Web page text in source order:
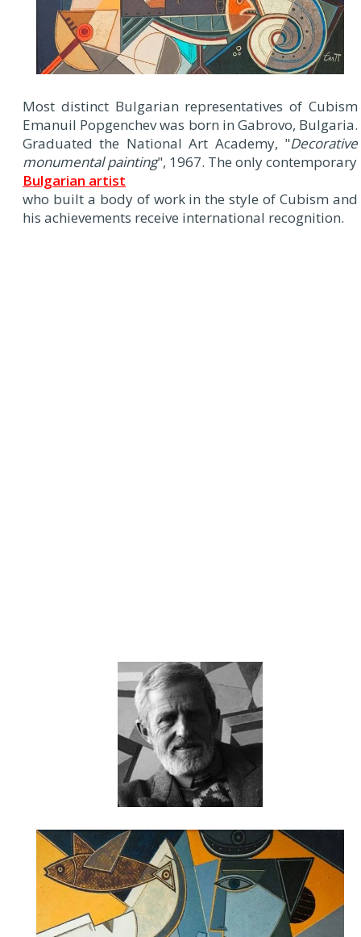
Most distinct Bulgarian representatives of Cubism
Emanuil Popgenchev was born in Gabrovo, Bulgaria.
Graduated the National Art Academy, "Decorative
monumental painting", 1967. The only contemporary
Bulgarian artist
who built a body of work in the style of Cubism and
his achievements receive international recognition.